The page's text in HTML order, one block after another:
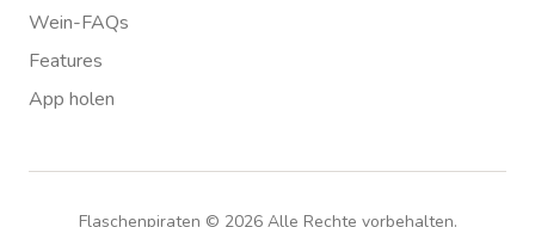
Wein-FAQs
Features
App holen
Flaschenpiraten © 2026Alle Rechte vorbehalten.